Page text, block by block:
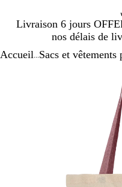
Livraison 6 jours
nos délais de
Diapositive
1
Accueil Sacs et vêtements